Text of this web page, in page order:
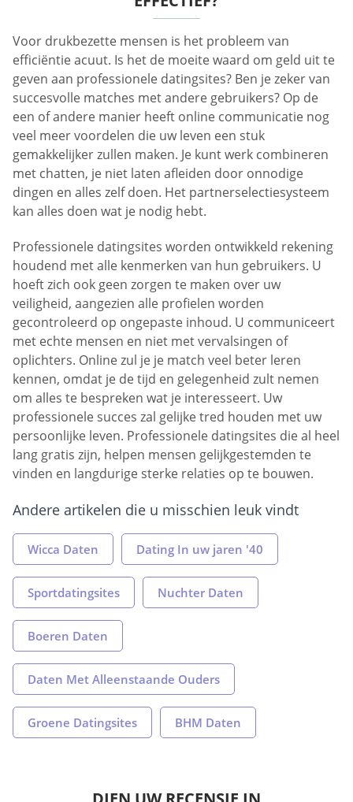
Voor drukbezette mensen is het probleem van
efficiëntie acuut. Is het de moeite waard om geld uit te
geven aan professionele datingsites? Ben je zeker van
succesvolle matches met andere gebruikers? Op de
een of andere manier heeft online communicatie nog
veel meer voordelen die uw leven een stuk
gemakkelijker zullen maken. Je kunt werk combineren
met chatten, je niet laten afleiden door onnodige
dingen en alles zelf doen. Het partnerselectiesysteem
kan alles doen wat je nodig hebt.
Professionele datingsites worden ontwikkeld rekening
houdend met alle kenmerken van hun gebruikers. U
hoeft zich ook geen zorgen te maken over uw
veiligheid, aangezien alle profielen worden
gecontroleerd op ongepaste inhoud. U communiceert
met echte mensen en niet met vervalsingen of
oplichters. Online zul je je match veel beter leren
kennen, omdat je de tijd en gelegenheid zult nemen
om alles te bespreken wat je interesseert. Uw
professionele succes zal gelijke tred houden met uw
persoonlijke leven. Professionele datingsites die al heel
lang gratis zijn, helpen mensen gelijkgestemden te
vinden en langdurige sterke relaties op te bouwen.
Andere artikelen die u misschien leuk vindt
Wicca Daten Dating In uw jaren '40
Sportdatingsites Nuchter Daten
Boeren Daten
Daten Met Alleenstaande Ouders
Groene Datingsites BHM Daten